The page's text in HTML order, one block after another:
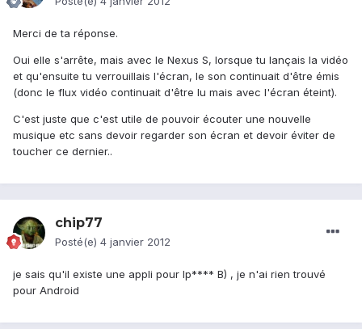
Merci de ta réponse.
Oui elle s'arrête, mais avec le Nexus S, lorsque tu lançais la vidéo
et qu'ensuite tu verrouillais l'écran, le son continuait d'être émis
(donc le flux vidéo continuait d'être lu mais avec l'écran éteint).
C'est juste que c'est utile de pouvoir écouter une nouvelle
musique etc sans devoir regarder son écran et devoir éviter de
toucher ce dernier..
chip77
Posté(e) 4 janvier 2012
je sais qu'il existe une appli pour Ip**** B) , je n'ai rien trouvé
pour Android